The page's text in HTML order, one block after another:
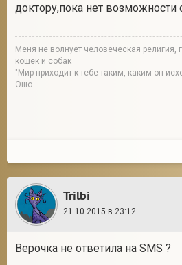
доктору,пока нет возможности
Меня не волнует человеческая религия,
кошек и собак
"Мир приходит к тебе таким, каким он
Ошо
Trilbi
21.10.2015 в 23:12
Верочка не ответила на SMS ?